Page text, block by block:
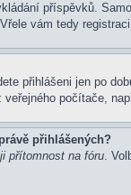
příspěvků.
vám tedy
přihlášeni jen po
počítače,
přihlášených?
přítomnost na fóru.